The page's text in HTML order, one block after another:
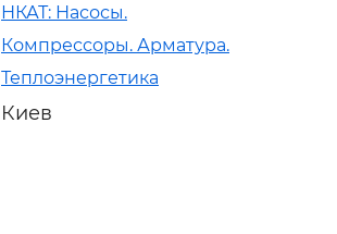
НКАТ: Насосы.
Компрессоры. Арматура.
Теплоэнергетика
Киев